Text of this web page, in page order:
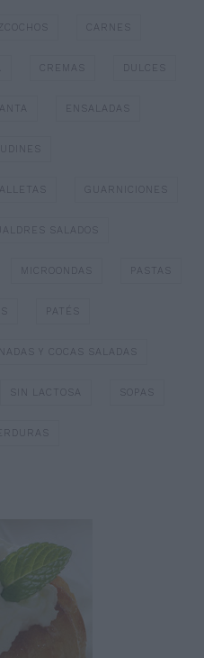
CARNES
CREMAS
ENSALADAS
GUARNICIONES
SALADOS
MICROONDAS PASTAS
PATÉS
Y COCAS SALADAS
SIN LACTOSA SOPAS